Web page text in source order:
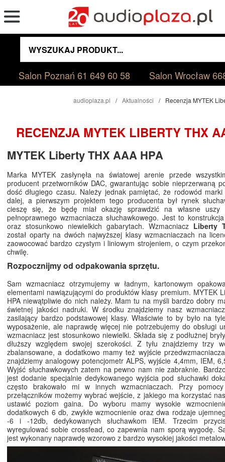
Salon Poznań61 649 60 58 Salon Wrocław
audioplaza.pl Aktualności Recenzja MYTEK
RECENZJA MYTEK LIBERTY THX
MYTEK Liberty THX AAA HPA
Marka MYTEK zasłynęła na światowej arenie przede
producent przetworników DAC, gwarantując sobie nieprzerwaną
dość długiego czasu. Należy jednak pamiętać, że rodowód
dalej, a pierwszym projektem tego producenta był rynek
cieszę się, że będę miał okazję sprawdzić na własne uszy
pełnoprawnego wzmacniacza słuchawkowego. Jest to
oraz stosunkowo niewielkich gabarytach. Wzmacniacz Liberty
został oparty na dwóch najwyższej klasy wzmacniaczach na
zaowocować bardzo czystym i liniowym strojeniem, o czym
chwilę.
Rozpocznijmy od odpakowania sprzętu.
Sam wzmacniacz otrzymujemy w ładnym, kartonowym
elementami nawiązującymi do produktów klasy premium. MYTEK
HPA niewątpliwie do nich należy. Mam tu na myśli bardzo dobry
świetnej jakości nadruki. W środku znajdziemy nasz
zasilający bardzo podstawowej klasy. Właściwie to by było na
wyposażenie, ale naprawdę więcej nie potrzebujemy do obsługi
wzmacniacz jest stosunkowo niewielki. Składa się z podłużnej
dłuższy względem swojej szerokości. Z tyłu znajdziemy trzy
zbalansowane, a dodatkowo mamy też wyjście
znajdziemy analogowy potencjometr ALPS, wyjście 4,4mm, IEM,
Wyjść słuchawkowych zatem na pewno nam nie zabraknie.
jest dodanie specjalnie dedykowanego wyjścia pod słuchawki
często brakowało mi w innych wzmacniaczach. Przy pomocy
przełączników możemy wybrać wejście, z jakiego ma korzystać
ustawić poziom gaina. Do wyboru mamy wysokie
dodatkowych 6 db, zwykłe wzmocnienie oraz dwa rodzaje
-6 i -12db, dedykowanych słuchawkom IEM. Trzecim
wyregulować sobie crossfead, co zapewnia nam sporą wygodę.
jest wykonany naprawdę wzorowo z bardzo wysokiej jakości